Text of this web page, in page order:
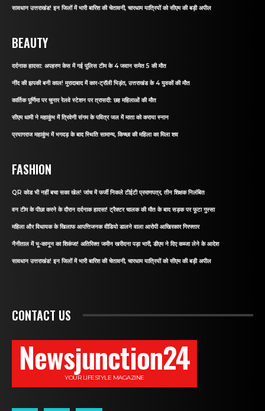
सावधान उत्तराखंड! इन जिलों में भारी बारिश की चेतावनी, चारधाम यात्रियों को सीएम की बड़ी अपील
BEAUTY
दर्दनाक हादसा: अपहरण केस में गई पुलिस टीम के 4 जवान समेत 5 की मौत
नींद की झपकी बनी काल! मुरादाबाद में कार-ट्रॉली भिड़ंत, उत्तराखंड के 4 युवकों की मौत
कार्तिक पूर्णिमा पर चुनार रेलवे स्टेशन पर त्रासदी: छह महिलाओं की मौत
सीएम धामी ने महाकुंभ में त्रिवेणी संगम के पवित्र जल में माता को कराया स्नान
प्रयागराज महाकुंभ में भगदड़ के बाद स्थिति सामान्य, किच्छा की महिला का मिला शव
FASHION
QR कोड भी नहीं बचा सका खेल! जांच में फर्जी निकले टीईटी प्रमाणपत्र, तीन शिक्षक निलंबित
वन टीम के पीछा करने के दौरान दर्दनाक हादसा! ट्रैक्टर चालक की मौत के बाद सड़क पर फूटा गुस्सा
महिला और विधायक के खिलाफ आपत्तिजनक वीडियो डालने वाला आरोपी आखिरकार गिरफ्तार
नैनीताल में भू-कानून का शिकंजा! अतिरिक्त जमीन खरीदना पड़ा भारी, डीएम ने दिए कब्जा लेने के आदेश
सावधान उत्तराखंड! इन जिलों में भारी बारिश की चेतावनी, चारधाम यात्रियों को सीएम की बड़ी अपील
CONTACT US
Newsjunction24
YOUR LIFESTYLE MAGAZINE